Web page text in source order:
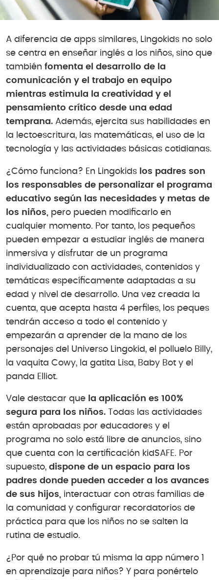
A diferencia de apps similares, Lingokids no solo
se centra en enseñar inglés a los niños, sino que
también fomenta el desarrollo de la
comunicación y el trabajo en equipo
mientras estimula la creatividad y el
pensamiento crítico desde una edad
temprana. Además, ejercita sus habilidades en
la lectoescritura, las matemáticas, el uso de la
tecnología y las actividades básicas cotidianas.
¿Cómo funciona? En Lingokids los padres son
los responsables de personalizar el programa
educativo según las necesidades y metas de
los niños, pero pueden modificarlo en
cualquier momento. Por tanto, los pequeños
pueden empezar a estudiar inglés de manera
inmersiva y disfrutar de un programa
individualizado con actividades, contenidos y
temáticas específicamente adaptadas a su
edad y nivel de desarrollo. Una vez creada la
cuenta, que acepta hasta 4 perfiles, los peques
tendrán acceso a todo el contenido y
empezarán a aprender de la mano de los
personajes del Universo Lingokid, el polluelo Billy,
la vaquita Cowy, la gatita Lisa, Baby Bot y el
panda Elliot.
Vale destacar que la aplicación es 100%
segura para los niños. Todas las actividades
están aprobadas por educadores y el
programa no solo está libre de anuncios, sino
que cuenta con la certificación kidSAFE. Por
supuesto, dispone de un espacio para los
padres donde pueden acceder a los avances
de sus hijos, interactuar con otras familias de
la comunidad y configurar recordatorios de
práctica para que los niños no se salten la
rutina de estudio.
¿Por qué no probar tú misma la app número 1
en aprendizaje para niños? Y para ponértelo